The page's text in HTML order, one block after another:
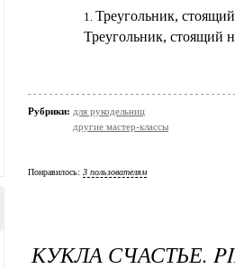
Треугольник,
Треугольник, стоящий
Рубрики: для рукодельниц
другие мастер-классы
Понравилось: 3 пользователям
КУКЛА СЧАСТЬЕ.